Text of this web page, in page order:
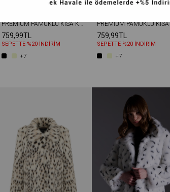
PREMIUM PAMUKLU KISA KOL VATKALI KADIN TIŞÖRT EKRU
759,99TL
SEPETTE %20 İNDİRİM
+7
759,99TL
SEPETTE %20 İNDİRİM
+7